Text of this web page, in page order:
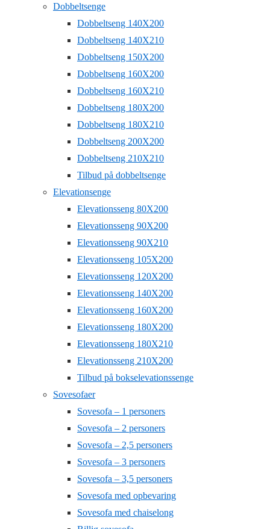
Dobbeltsenge
Dobbeltseng 140X200
Dobbeltseng 140X210
Dobbeltseng 150X200
Dobbeltseng 160X200
Dobbeltseng 160X210
Dobbeltseng 180X200
Dobbeltseng 180X210
Dobbeltseng 200X200
Dobbeltseng 210X210
Tilbud på dobbeltsenge
Elevationsenge
Elevationsseng 80X200
Elevationsseng 90X200
Elevationsseng 90X210
Elevationsseng 105X200
Elevationsseng 120X200
Elevationsseng 140X200
Elevationsseng 160X200
Elevationsseng 180X200
Elevationsseng 180X210
Elevationsseng 210X200
Tilbud på bokselevationssenge
Sovesofaer
Sovesofa – 1 personers
Sovesofa – 2 personers
Sovesofa – 2,5 personers
Sovesofa – 3 personers
Sovesofa – 3,5 personers
Sovesofa med opbevaring
Sovesofa med chaiselong